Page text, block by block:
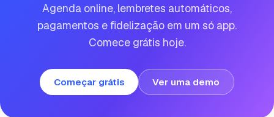
Agenda online, lembretes automáticos,
pagamentos e fidelização em um só app.
Comece grátis hoje.
Começar grátis Ver uma demo